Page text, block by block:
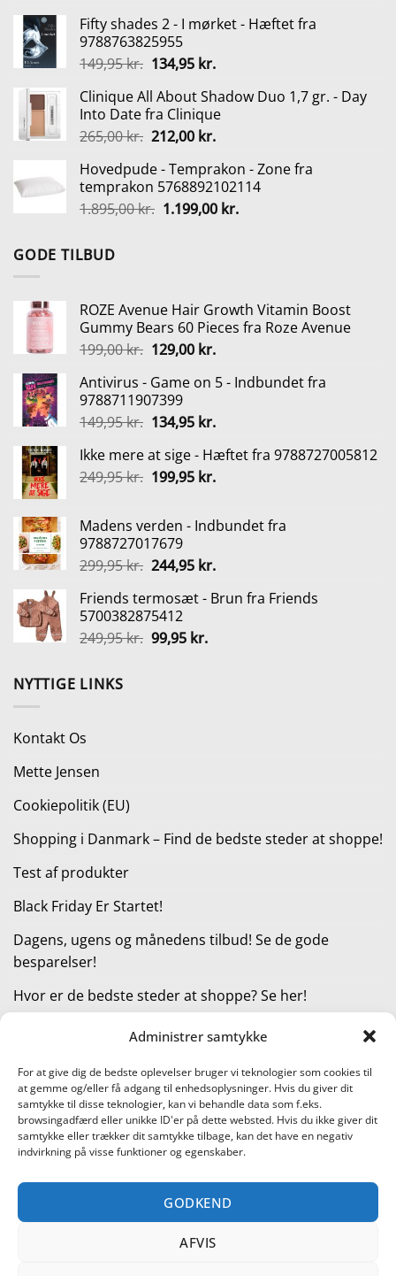
Administrer samtykke
For at give dig de bedste oplevelser bruger vi teknologier som cookies til
at gemme og/eller få adgang til enhedsoplysninger. Hvis du giver dit
samtykke til disse teknologier, kan vi behandle data som f.eks.
browsingadfærd eller unikke ID'er på dette websted. Hvis du ikke giver dit
samtykke eller trækker dit samtykke tilbage, kan det have en negativ
indvirkning på visse funktioner og egenskaber.
GODKEND
AFVIS
pris
var:
449,00 kr..
pris
299,00 kr..
Fifty shades 2 - I mørket - Hæftet fra
9788763825955
149,95kr. Den
pris
var:
149,95 kr..
134,95 kr.Den
pris
er:
134,95 kr..
Clinique All About Shadow Duo 1,7 gr. - Day
Into Date fra Clinique
265,00kr. Den
pris
var:
265,00 kr..
212,00 kr.Den
pris
er:
212,00 kr..
Hovedpude - Temprakon - Zone fra
temprakon 5768892102114
1.895,00kr. Den
1.199,00 kr.Den
GODE TILBUD
ROZE Avenue Hair Growth Vitamin Boost
Gummy Bears 60 Pieces fra Roze Avenue
199,00kr. Den
pris
var:
199,00 kr..
129,00 kr.Den
pris
129,00 kr..
Antivirus - Game on 5 - Indbundet fra
9788711907399
149,95kr. Den
pris
var:
134,95 kr.Den
pris
er:
Ikke mere at sige - Hæftet fra 9788727005812
249,95kr. Den
var:
249,95 kr..
199,95 kr.Den
er:
Madens verden - Indbundet fra
9788727017679
299,95kr. Den
pris
var:
299,95 kr..
244,95 kr.Den
pris
Friends termosæt - Brun fra Friends
5700382875412
249,95kr. Den
99,95 kr.Den
NYTTIGE LINKS
Kontakt Os
Mette Jensen
Cookiepolitik (EU)
Shopping i Danmark – Find de bedste steder at shoppe!
Test af produkter
Black Friday Er Startet!
Dagens, ugens og månedens tilbud! Se de gode
besparelser!
Hvor er de bedste steder at shoppe? Se her!
Kategorier
Læs vores guide til online shopping
PayPal Stripe
On
METTE JENSEN